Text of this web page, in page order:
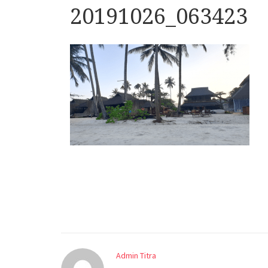
20191026_063423
Admin Titra